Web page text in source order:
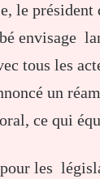
le président
envisage
tous les
un
ce qui
les